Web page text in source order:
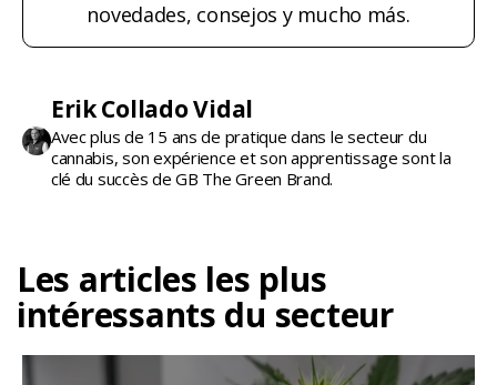
novedades, consejos y mucho más.
Erik Collado Vidal
Avec plus de 15 ans de pratique dans le secteur du
cannabis, son expérience et son apprentissage sont la
clé du succès de GB The Green Brand.
Les articles les plus
intéressants du secteur